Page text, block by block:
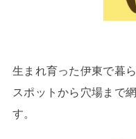
生まれ育った伊東で暮
スポットから穴場まで
す。